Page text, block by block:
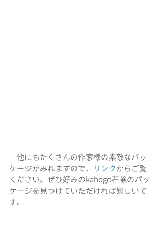
他にもたくさんの作家様の素敵なパッ
ケージがみれますので、
リンクからご覧
ください。ぜひ好みのkahogo石鹸のパッ
ケージを見つけていただければ嬉しいで
す。